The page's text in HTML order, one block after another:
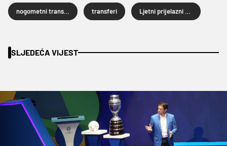
transferi
SLJEDEĆA VIJEST